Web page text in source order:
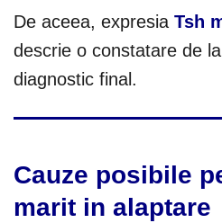
De aceea, expresia Tsh
descrie o constatare de
diagnostic final.
Cauze posibile
marit in alaptare